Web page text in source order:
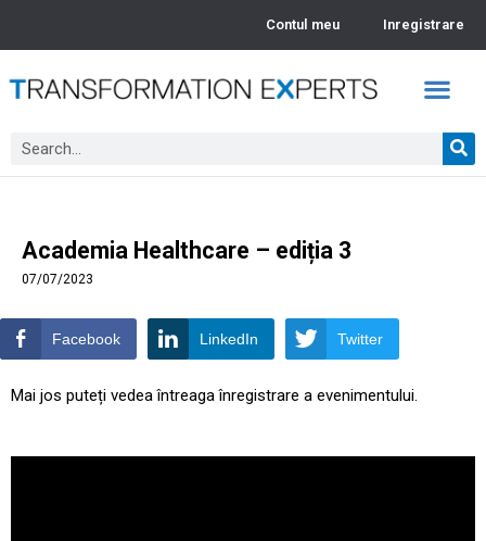
Contul meu Inregistrare
Academia Healthcare – ediția 3
07/07/2023
Facebook LinkedIn Twitter
Mai jos puteți vedea întreaga înregistrare a evenimentului.